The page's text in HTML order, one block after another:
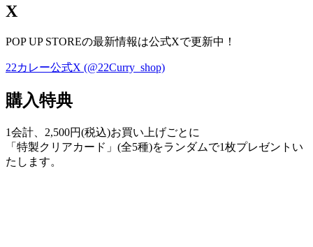
X
POP UP STOREの最新情報は公式Xで更新中！
22カレー公式X (@22Curry_shop)
購入特典
1会計、2,500円(税込)お買い上げごとに
「特製クリアカード」(全5種)をランダムで1枚プレゼントい
たします。